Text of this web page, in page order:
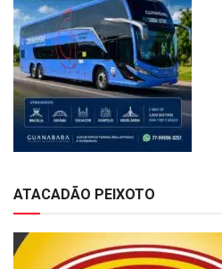
ATACADÃO PEIXOTO